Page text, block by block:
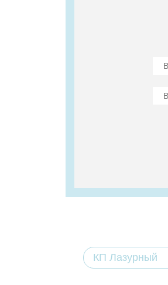
КП Лазурный